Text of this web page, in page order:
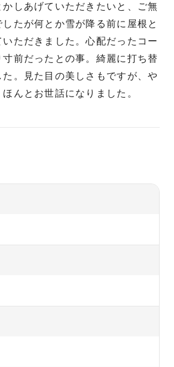
しあげていただきたいと、ご無
たが何とか雪が降る前に屋根と
ただきました。心配だったコー
前だったとの事。綺麗に打ち替
た。見た目の美しさもですが、や
んとお世話になりました。